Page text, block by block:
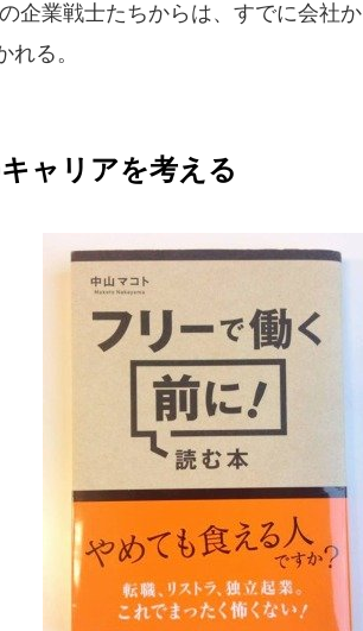
企業戦士たちからは、すでに会社か
る。
ャリアを考える